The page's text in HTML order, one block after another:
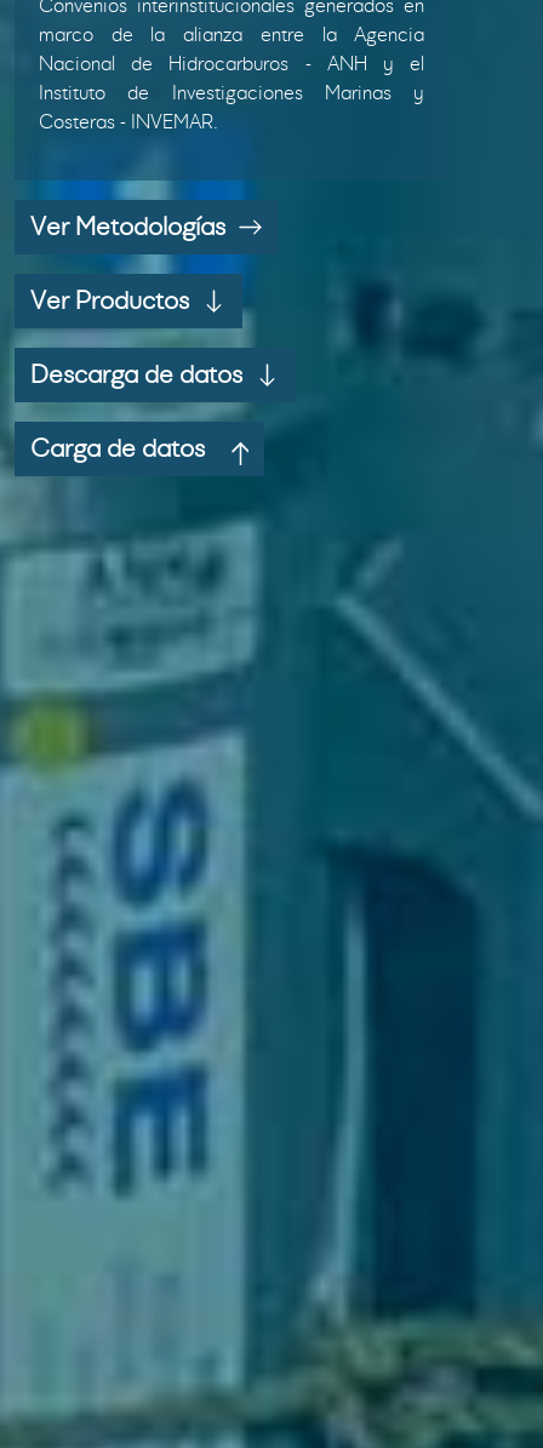
Convenios interinstitucionales generados en
marco de la alianza entre la Agencia
Nacional de Hidrocarburos - ANH y el
Instituto de Investigaciones Marinas y
Costeras - INVEMAR.
Ver Metodologías
Ver Productos
Descarga de datos
Carga de datos